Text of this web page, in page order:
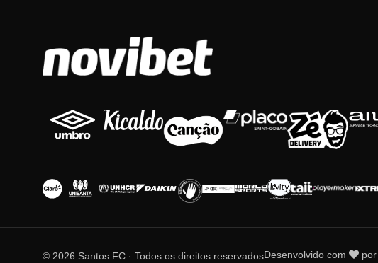
© 2026 Santos FC · Todos os direitos reservadosDesenvolvido com por